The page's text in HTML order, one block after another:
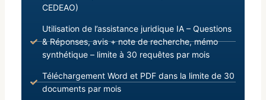
CEDEAO)
Utilisation de l’assistance juridique IA – Questions
& Réponses, avis + note de recherche, mémo
synthétique – limite à 30 requêtes par mois
Téléchargement Word et PDF dans la limite de 30
documents par mois